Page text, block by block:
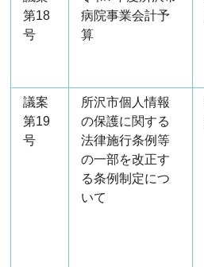
第18
号
病院事業会計予
算
議案
第19
号
所沢市個人情報
の保護に関する
法律施行条例等
の一部を改正す
る条例制定につ
いて